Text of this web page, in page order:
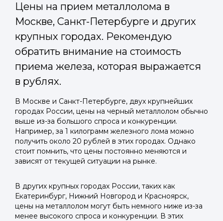
Цены на прием металлолома в
Москве, Санкт-Петербурге и других
крупных городах. Рекомендую
обратить внимание на стоимость
приема железа, которая выражается
в рублях.
В Москве и Санкт-Петербурге, двух крупнейших
городах России, цены на черный металлолом обычно
выше из-за большого спроса и конкуренции.
Например, за 1 килограмм железного лома можно
получить около 20 рублей в этих городах. Однако
стоит помнить, что цены постоянно меняются и
зависят от текущей ситуации на рынке.
В других крупных городах России, таких как
Екатеринбург, Нижний Новгород и Красноярск,
цены на металлолом могут быть немного ниже из-за
менее высокого спроса и конкуренции. В этих